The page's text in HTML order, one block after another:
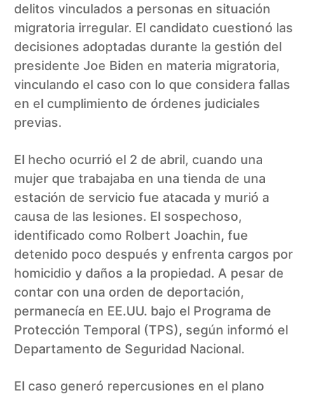
delitos vinculados a personas en situación
migratoria irregular. El candidato cuestionó las
decisiones adoptadas durante la gestión del
presidente Joe Biden en materia migratoria,
vinculando el caso con lo que considera fallas
en el cumplimiento de órdenes judiciales
previas.
El hecho ocurrió el 2 de abril, cuando una
mujer que trabajaba en una tienda de una
estación de servicio fue atacada y murió a
causa de las lesiones. El sospechoso,
identificado como Rolbert Joachin, fue
detenido poco después y enfrenta cargos por
homicidio y daños a la propiedad. A pesar de
contar con una orden de deportación,
permanecía en EE.UU. bajo el Programa de
Protección Temporal (TPS), según informó el
Departamento de Seguridad Nacional.
El caso generó repercusiones en el plano